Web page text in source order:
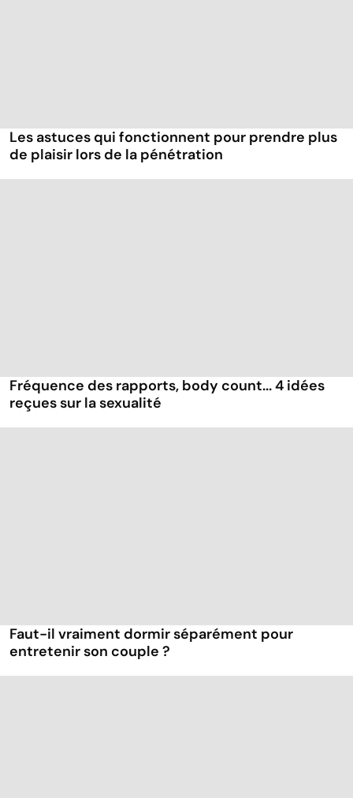
Les astuces qui fonctionnent pour prendre plus
de plaisir lors de la pénétration
Fréquence des rapports, body count... 4 idées
reçues sur la sexualité
Faut-il vraiment dormir séparément pour
entretenir son couple ?